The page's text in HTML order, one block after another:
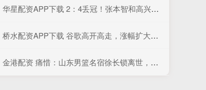
​华星配资APP下载 2：4丢冠！张本智和高兴太早了！赛后黑脸呆若木鸡，被恩师之子夺走冠军快哭了
​桥水配资APP下载 谷歌高开高走，涨幅扩大至3.8%，再创历史新高
​金港配资 痛惜：山东男篮名宿徐长锁离世，曾培养丁彦雨航杨瀚森等优秀球员